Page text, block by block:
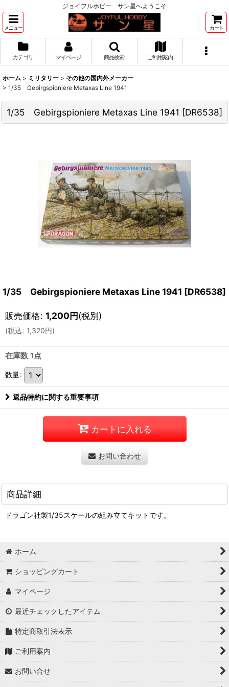
ジョイフルホビー サン星へようこそ
メニュー カート
カテゴリ マイページ 商品検索 ご利用案内
ホーム > ミリタリー > その他の国内外メーカー
> 1/35 Gebirgspioniere Metaxas Line 1941
1/35 Gebirgspioniere Metaxas Line 1941 [DR6538]
1/35 Gebirgspioniere Metaxas Line 1941 [DR6538]
販売価格: 1,200円(税別)
(税込: 1,320円)
在庫数 1点
数量:
返品特約に関する重要事項
カートに入れる
お問い合わせ
商品詳細
ドラゴン社製1/35スケールの組み立てキットです。
ホーム
ショッピングカート
マイページ
最近チェックしたアイテム
特定商取引法表示
ご利用案内
お問い合せ